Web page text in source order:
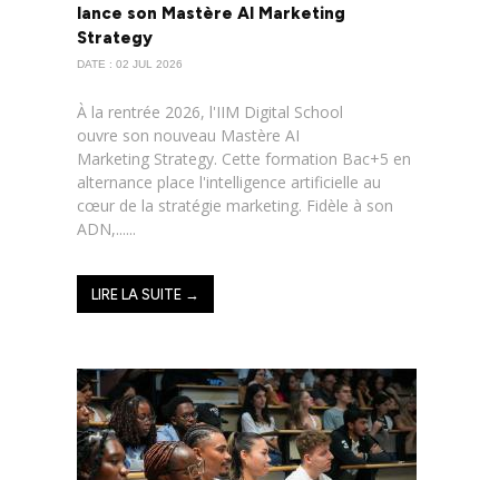
lance son Mastère AI Marketing
Strategy
DATE : 02 JUL 2026
À la rentrée 2026, l'IIM Digital School
ouvre son nouveau Mastère AI
Marketing Strategy. Cette formation Bac+5 en
alternance place l'intelligence artificielle au
cœur de la stratégie marketing. Fidèle à son
ADN,......
LIRE LA SUITE →